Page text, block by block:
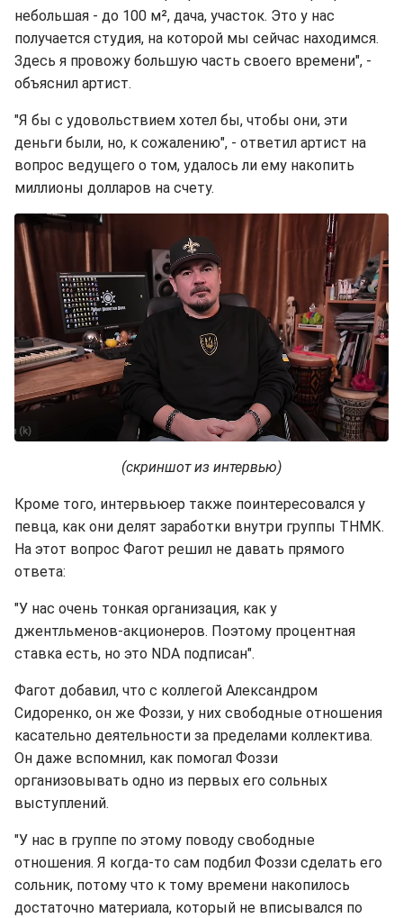
небольшая - до 100 м², дача, участок. Это у нас
получается студия, на которой мы сейчас находимся.
Здесь я провожу большую часть своего времени", -
объяснил артист.
"Я бы с удовольствием хотел бы, чтобы они, эти
деньги были, но, к сожалению", - ответил артист на
вопрос ведущего о том, удалось ли ему накопить
миллионы долларов на счету.
(скриншот из интервью)
Кроме того, интервьюер также поинтересовался у
певца, как они делят заработки внутри группы ТНМК.
На этот вопрос Фагот решил не давать прямого
ответа:
"У нас очень тонкая организация, как у
джентльменов-акционеров. Поэтому процентная
ставка есть, но это NDA подписан".
Фагот добавил, что с коллегой Александром
Сидоренко, он же Фоззи, у них свободные отношения
касательно деятельности за пределами коллектива.
Он даже вспомнил, как помогал Фоззи
организовывать одно из первых его сольных
выступлений.
"У нас в группе по этому поводу свободные
отношения. Я когда-то сам подбил Фоззи сделать его
сольник, потому что к тому времени накопилось
достаточно материала, который не вписывался по